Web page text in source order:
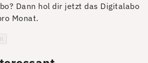
Dann hol dir jetzt das Digitalabo
Monat.